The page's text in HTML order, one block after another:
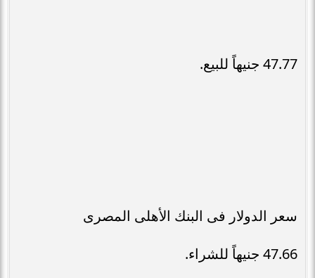
47.77 جنيهاً للبيع.
سعر الدولار فى البنك الأهلى المصرى
47.66 جنيهاً للشراء.